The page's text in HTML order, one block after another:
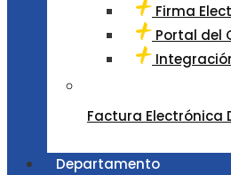
Firma
Portal del
Factura Electrónica
Departamento